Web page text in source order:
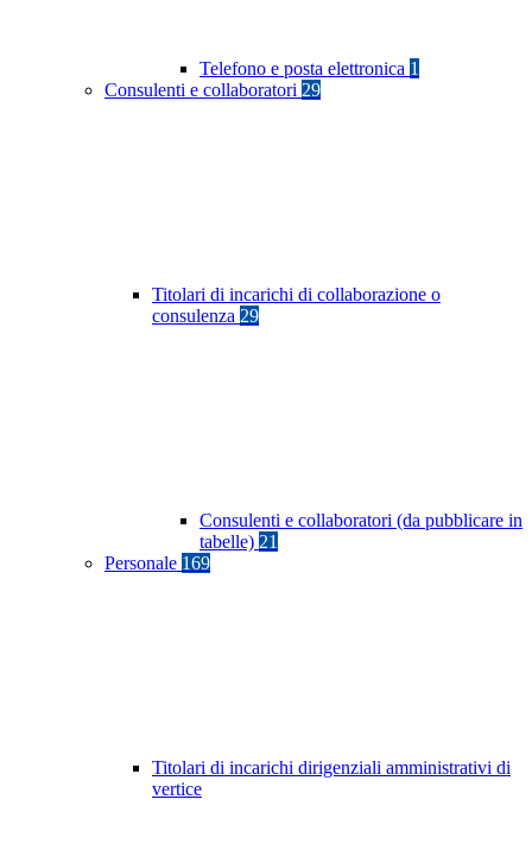
Telefono e posta elettronica 1
Consulenti e collaboratori 29
Titolari di incarichi di collaborazione o
consulenza 29
Consulenti e collaboratori (da pubblicare in
tabelle) 21
Personale 169
Titolari di incarichi dirigenziali amministrativi di
vertice